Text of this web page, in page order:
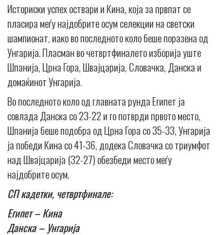
Историски успех оствари и Кина, која за првпат се
пласира меѓу најдобрите осум селекции на светски
шампионат, иако во последното коло беше поразена од
Унгарија. Пласман во четвртфиналето изборија уште
Шпанија, Црна Гора, Швајцарија, Словачка, Данска и
домаќинот Унгарија.
Во последното коло од главната рунда Египет ја
совлада Данска со 23-22 и го потврди првото место,
Шпанија беше подобра од Црна Гора со 35-33, Унгарија
ја победи Кина со 41-36, додека Словачка со триумфот
над Швајцарија (32-27) обезбеди место меѓу
најдобрите осум.
СП кадетки, четвртфинале:
Египет – Кина
Данска – Унгарија